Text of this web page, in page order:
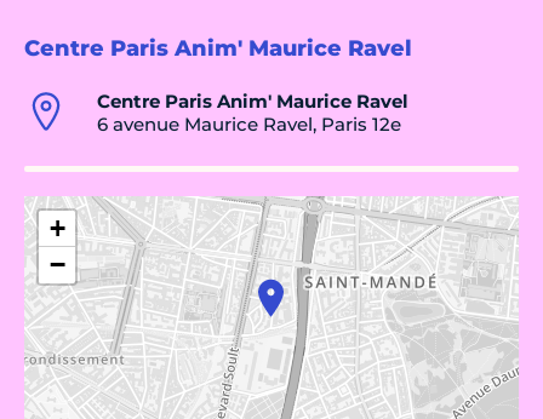
Centre Paris Anim' Maurice Ravel
Centre Paris Anim' Maurice Ravel
6 avenue Maurice Ravel, Paris 12e
+
−